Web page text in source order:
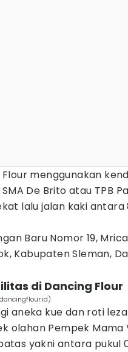
menggunakan
De Brito atau TPB
lalu jalan kaki antara
Baru Nomor 19,
Kabupaten Sleman,
di Dancing Flour
aneka kue dan roti
olahan Pempek Mama
yakni antara pukul